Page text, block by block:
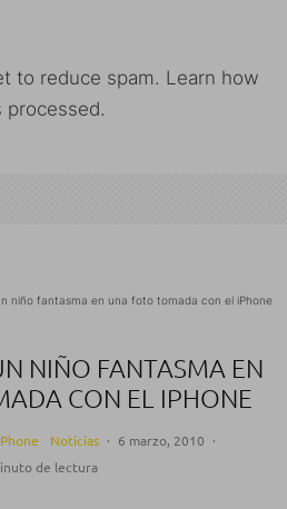
to reduce spam. Learn how
processed.
niño fantasma en una foto tomada con el iPhone
NIÑO FANTASMA EN
CON EL IPHONE
Noticias · 6 marzo, 2010 ·
de lectura